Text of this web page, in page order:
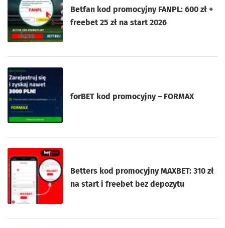
Betfan kod promocyjny FANPL: 600 zł +
freebet 25 zł na start 2026
forBET kod promocyjny – FORMAX
Betters kod promocyjny MAXBET: 310 zł
na start i freebet bez depozytu